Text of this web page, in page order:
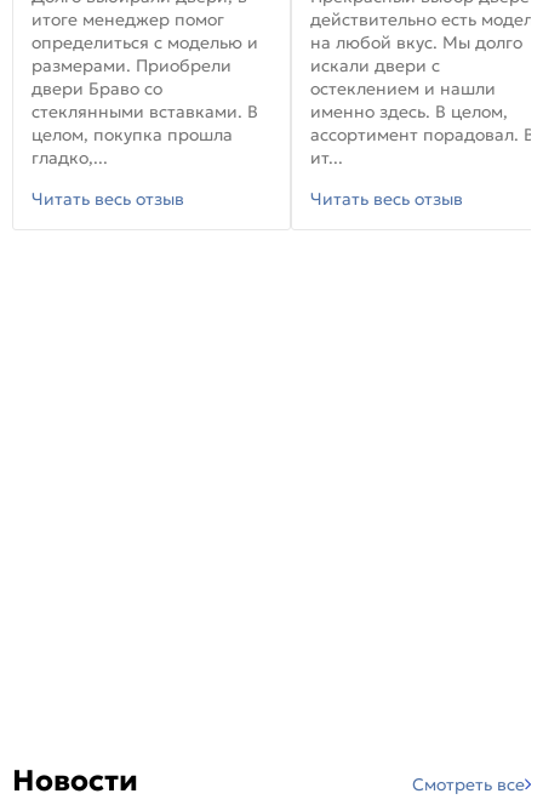
итоге менеджер помог
определиться с моделью и
размерами. Приобрели
двери Браво со
стеклянными вставками. В
целом, покупка прошла
гладко,...
Читать весь отзыв
действительно есть модели
на любой вкус. Мы долго
искали двери с
остеклением и нашли
именно здесь. В целом,
ассортимент порадовал. В
ит...
Читать весь отзыв
Новости Смотреть все